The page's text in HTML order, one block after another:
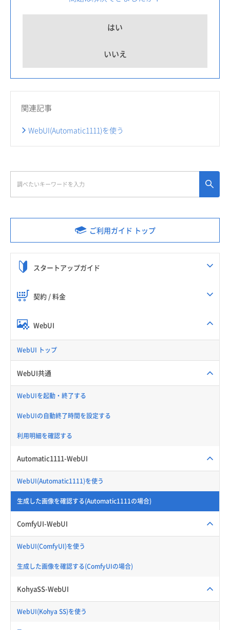
ご利用ガイド トップ
スタートアップガイド
契約 / 料金
WebUI
WebUI トップ
WebUI共通
WebUIを起動・終了する
WebUIの自動終了時間を設定する
利用明細を確認する
Automatic1111-WebUI
WebUI(Automatic1111)を使う
生成した画像を確認する(Automatic1111の場合)
ComfyUI-WebUI
WebUI(ComfyUI)を使う
生成した画像を確認する(ComfyUIの場合)
KohyaSS-WebUI
WebUI(Kohya SS)を使う
はい
いいえ
関連記事
WebUI(Automatic1111)を使う